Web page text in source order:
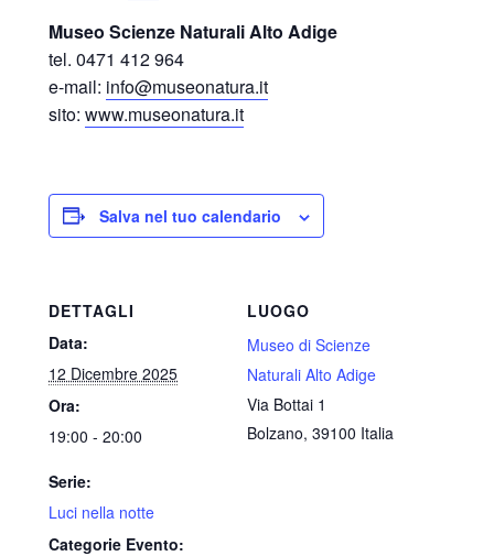
Museo Scienze Naturali Alto Adige
tel. 0471 412 964
e-mail: info@museonatura.it
sito: www.museonatura.it
Salva nel tuo calendario
DETTAGLI
Data:
12 Dicembre 2025
Ora:
19:00 - 20:00
Serie:
Luci nella notte
Categorie Evento:
LUOGO
Museo di Scienze
Naturali Alto Adige
Via Bottai 1
Bolzano, 39100 Italia